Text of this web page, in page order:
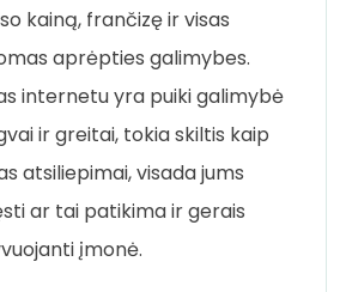
kainą, frančizę ir visas
aprėpties galimybes.
internetu yra puiki galimybė
ir greitai, tokia skiltis kaip
atsiliepimai, visada jums
ar tai patikima ir gerais
įmonė.